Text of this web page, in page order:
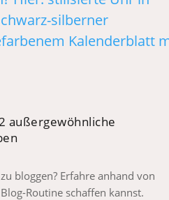
außergewöhnliche
bloggen? Erfahre anhand von
Routine schaffen kannst.